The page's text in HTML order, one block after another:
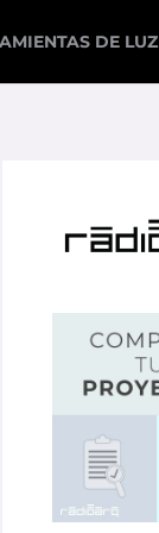
DE LUZ